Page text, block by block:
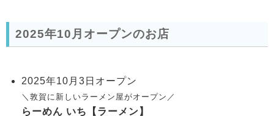
2025年10月オープンのお店
2025年10月3日オープン
＼敦賀に新しいラーメン屋がオープン／
らーめん いち【ラーメン】